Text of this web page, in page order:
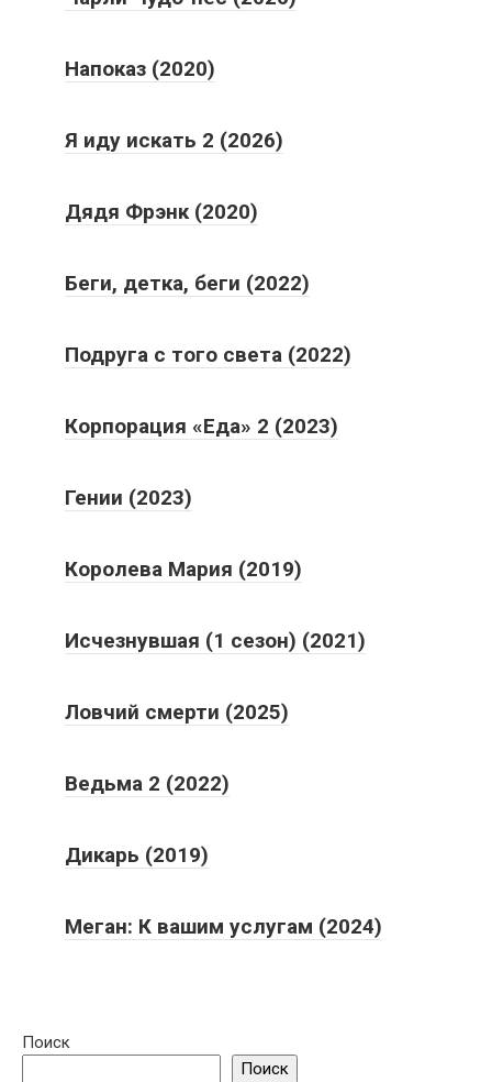
Напоказ (2020)
Я иду искать 2 (2026)
Дядя Фрэнк (2020)
Беги, детка, беги (2022)
Подруга с того света (2022)
Корпорация «Еда» 2 (2023)
Гении (2023)
Королева Мария (2019)
Исчезнувшая (1 сезон) (2021)
Ловчий смерти (2025)
Ведьма 2 (2022)
Дикарь (2019)
Меган: К вашим услугам (2024)
Поиск
Поиск